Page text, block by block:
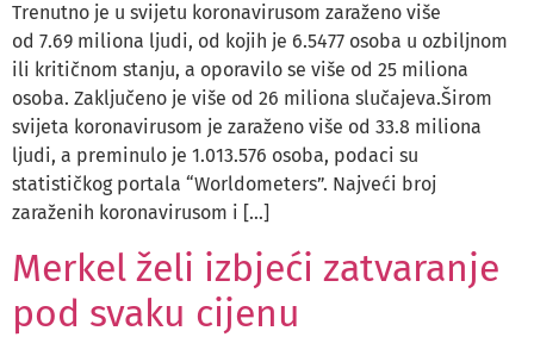
Trenutno je u svijetu koronavirusom zaraženo više
od 7.69 miliona ljudi, od kojih je 6.5477 osoba u ozbiljnom
ili kritičnom stanju, a oporavilo se više od 25 miliona
osoba. Zaključeno je više od 26 miliona slučajeva.Širom
svijeta koronavirusom je zaraženo više od 33.8 miliona
ljudi, a preminulo je 1.013.576 osoba, podaci su
statističkog portala “Worldometers”. Najveći broj
zaraženih koronavirusom i […]
Merkel želi izbjeći zatvaranje
pod svaku cijenu